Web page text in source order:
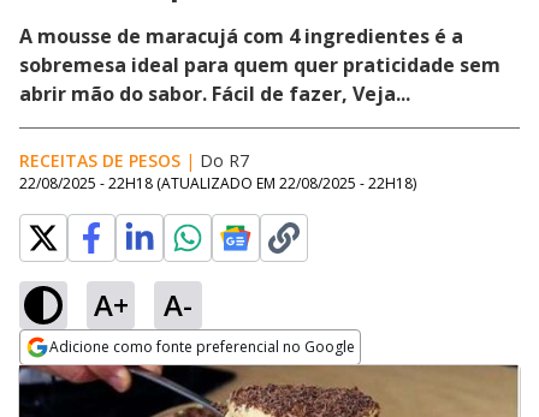
A mousse de maracujá com 4 ingredientes é a
sobremesa ideal para quem quer praticidade sem
abrir mão do sabor. Fácil de fazer, Veja...
RECEITAS DE PESOS | Do R7
22/08/2025 - 22H18 (ATUALIZADO EM 22/08/2025 - 22H18)
A+ A-
Adicione como fonte preferencial no Google
Opens in new window